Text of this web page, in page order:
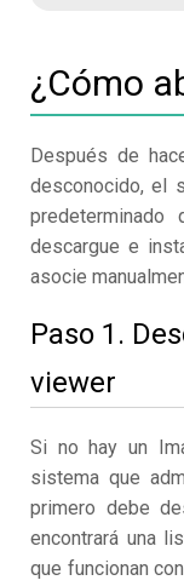
¿Cómo
Después de
desconocido, el
descargue e
asocie
Paso 1.
viewer
Si no hay un
sistema que
primero debe
encontrará una
que funcionan